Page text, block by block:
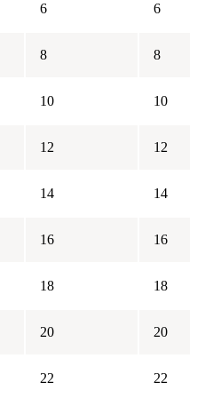
6 6
8 8
10 10
12 12
14 14
16 16
18 18
20 20
22 22